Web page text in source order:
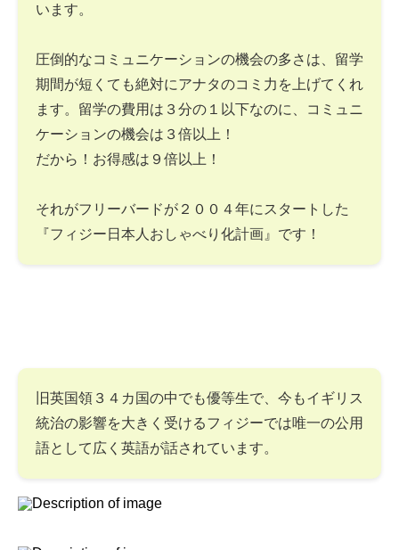
います。
圧倒的なコミュニケーションの機会の多さは、留学
期間が短くても絶対にアナタのコミ力を上げてくれ
ます。留学の費用は３分の１以下なのに、コミュニ
ケーションの機会は３倍以上！
だから！お得感は９倍以上！
それがフリーバードが２００４年にスタートした
『フィジー日本人おしゃべり化計画』です！
旧英国領３４カ国の中でも優等生で、今もイギリス
統治の影響を大きく受けるフィジーでは唯一の公用
語として広く英語が話されています。